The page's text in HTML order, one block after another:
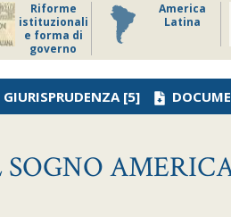
Riforme
istituzionali
e forma di
governo
America
Latina
GIURISPRUDENZA[5]